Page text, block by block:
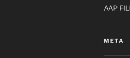
AAP
META